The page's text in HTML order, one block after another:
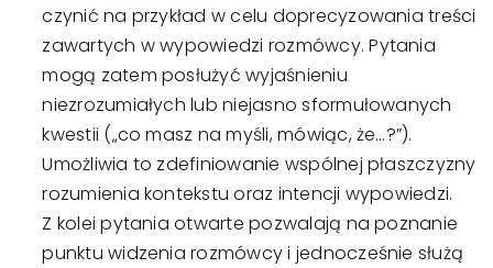
czynić na przykład w celu doprecyzowania treści
zawartych w wypowiedzi rozmówcy. Pytania
mogą zatem posłużyć wyjaśnieniu
niezrozumiałych lub niejasno sformułowanych
kwestii („co masz na myśli, mówiąc, że…?”).
Umożliwia to zdefiniowanie wspólnej płaszczyzny
rozumienia kontekstu oraz intencji wypowiedzi.
Z kolei pytania otwarte pozwalają na poznanie
punktu widzenia rozmówcy i jednocześnie służą